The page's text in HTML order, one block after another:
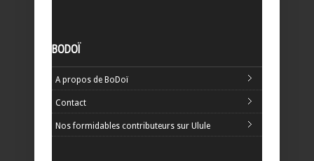
BODOÏ
A propos de BoDoï
Contact
Nos formidables contributeurs sur Ulule